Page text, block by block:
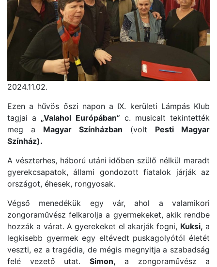
2024.11.02.
Ezen a hűvös őszi napon a IX. kerületi Lámpás Klub
tagjai a „Valahol Európában” c. musicalt tekintették
meg a Magyar Színházban (volt Pesti Magyar
Színház).
A vészterhes, háború utáni időben szülő nélkül maradt
gyerekcsapatok, állami gondozott fiatalok járják az
országot, éhesek, rongyosak.
Végső menedékük egy vár, ahol a valamikori
zongoraművész felkarolja a gyermekeket, akik rendbe
hozzák a várat. A gyerekeket el akarják fogni, Kuksi, a
legkisebb gyermek egy eltévedt puskagolyótól életét
veszti, ez a tragédia, de mégis megnyitja a szabadság
felé vezető utat. Simon, a zongoraművész a